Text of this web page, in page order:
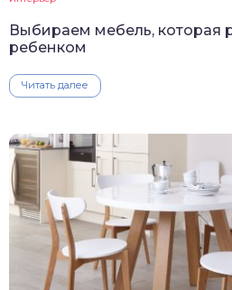
Выбираем мебель, которая
ребенком
Читать далее